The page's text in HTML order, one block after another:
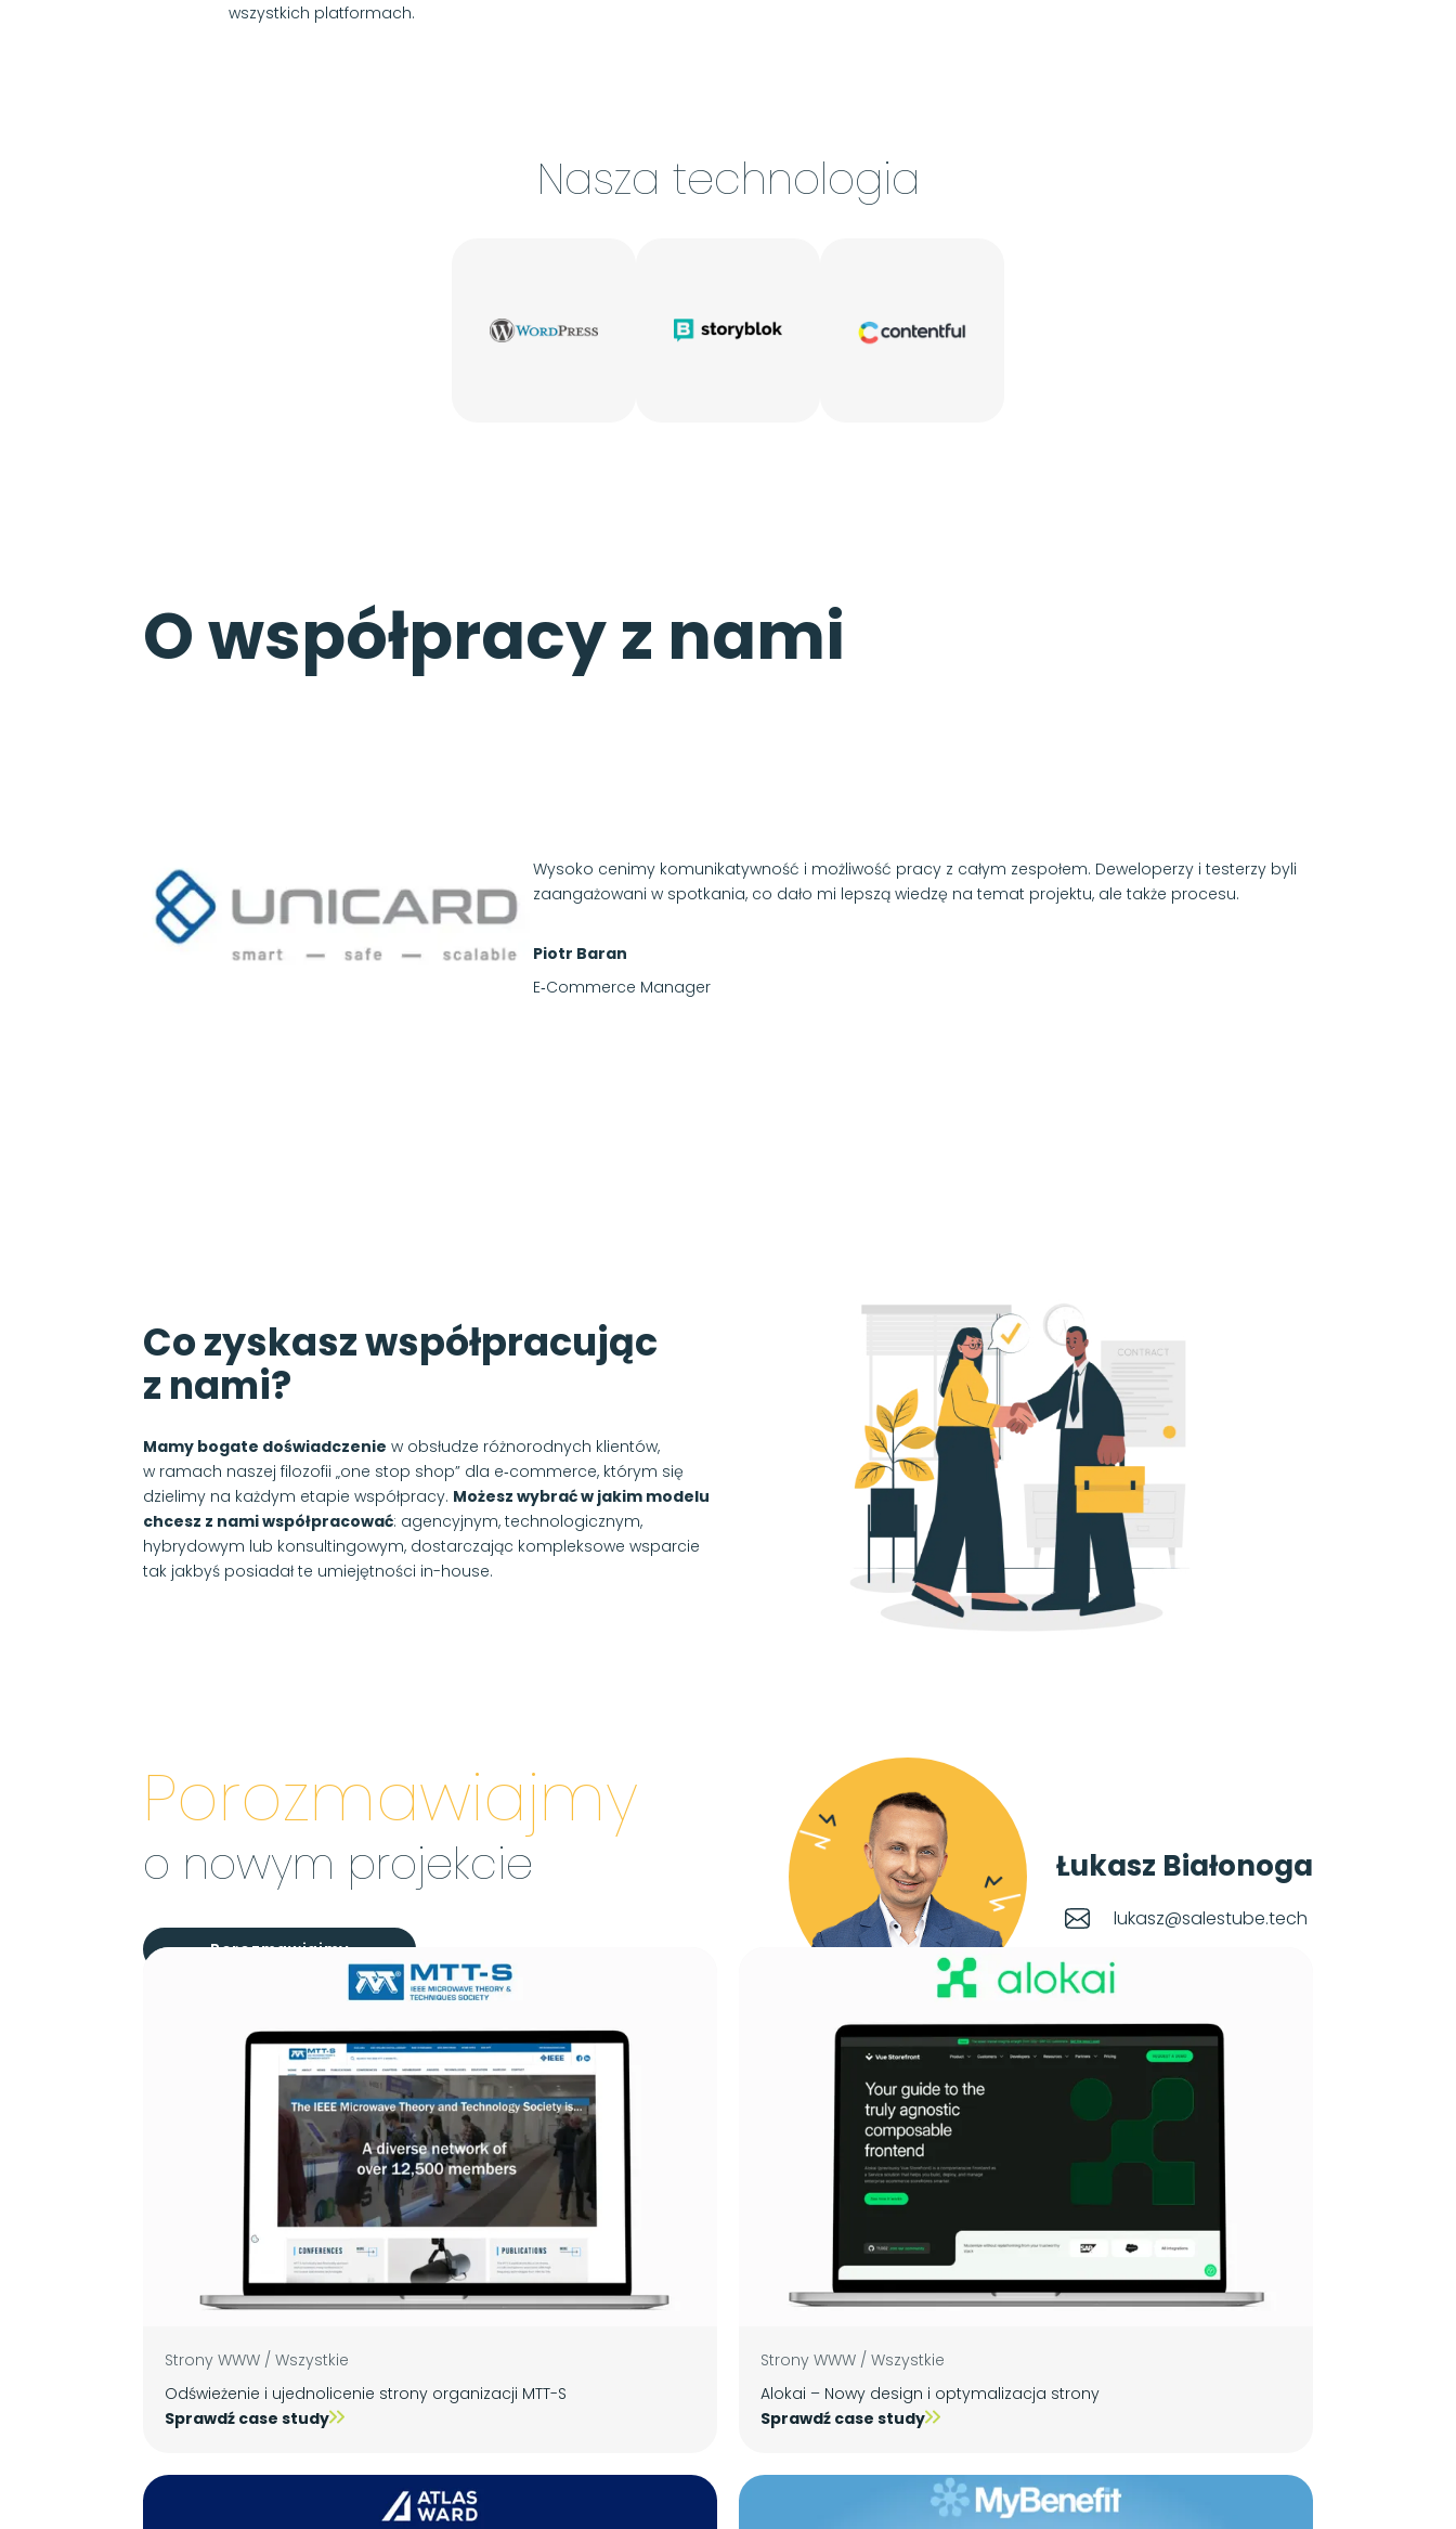
wszystkich platformach.
Nasza technologia
O współpracy z nami
Wysoko cenimy komunikatywność i możliwość pracy z całym zespołem. Deweloperzy i testerzy byli
zaangażowani w spotkania, co dało mi lepszą wiedzę na temat projektu, ale także procesu.
Piotr Baran
E‑Commerce Manager
Co zyskasz współpracując
z nami?
Mamy bogate doświadczenie w obsłudze różnorodnych klientów,
w ramach naszej filozofii „one stop shop” dla e‑commerce, którym się
dzielimy na każdym etapie współpracy. Możesz wybrać w jakim modelu
chcesz z nami współpracować: agencyjnym, technologicznym,
hybrydowym lub konsultingowym, dostarczając kompleksowe wsparcie
tak jakbyś posiadał te umiejętności in-house.
Porozmawiajmy
o nowym projekcie
Porozmawiajmy
Łukasz Białonoga
lukasz@salestube.tech
Strony WWW / Wszystkie
Odświeżenie i ujednolicenie strony organizacji MTT-S
Sprawdź case study
Strony WWW / Wszystkie
Alokai – Nowy design i optymalizacja strony
Sprawdź case study